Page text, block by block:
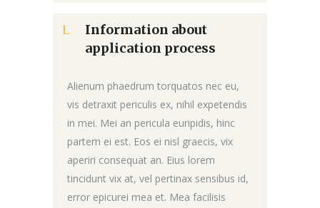
Information about
application process
Alienum phaedrum torquatos nec eu,
vis detraxit periculis ex, nihil expetendis
in mei. Mei an pericula euripidis, hinc
partem ei est. Eos ei nisl graecis, vix
aperiri consequat an. Eius lorem
tincidunt vix at, vel pertinax sensibus id,
error epicurei mea et. Mea facilisis